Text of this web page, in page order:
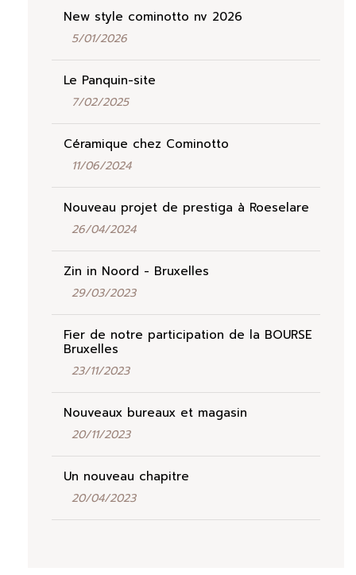
New style cominotto nv 2026
5/01/2026
Le Panquin-site
7/02/2025
Céramique chez Cominotto
11/06/2024
Nouveau projet de prestiga à Roeselare
26/04/2024
Zin in Noord - Bruxelles
29/03/2023
Fier de notre participation de la BOURSE
Bruxelles
23/11/2023
Nouveaux bureaux et magasin
20/11/2023
Un nouveau chapitre
20/04/2023